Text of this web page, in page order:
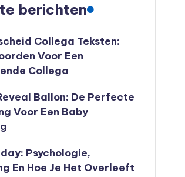
berichten
Collega Teksten:
Voor Een
Collega
Ballon: De Perfecte
Voor Een Baby
Psychologie,
En Hoe Je Het Overleeft